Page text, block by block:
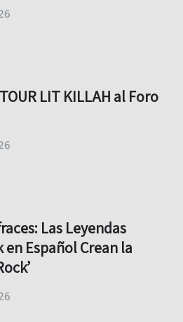
LIT KILLAH al Foro
Las Leyendas
Español Crean la